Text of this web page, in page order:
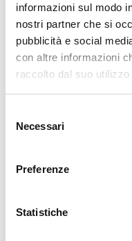
informazioni sul modo
nostri partner che si
pubblicità e social
con altre informazioni
raccolto dal suo
delNecessari
Preferenze
Statistiche
ARCHIVIO:
TEXA